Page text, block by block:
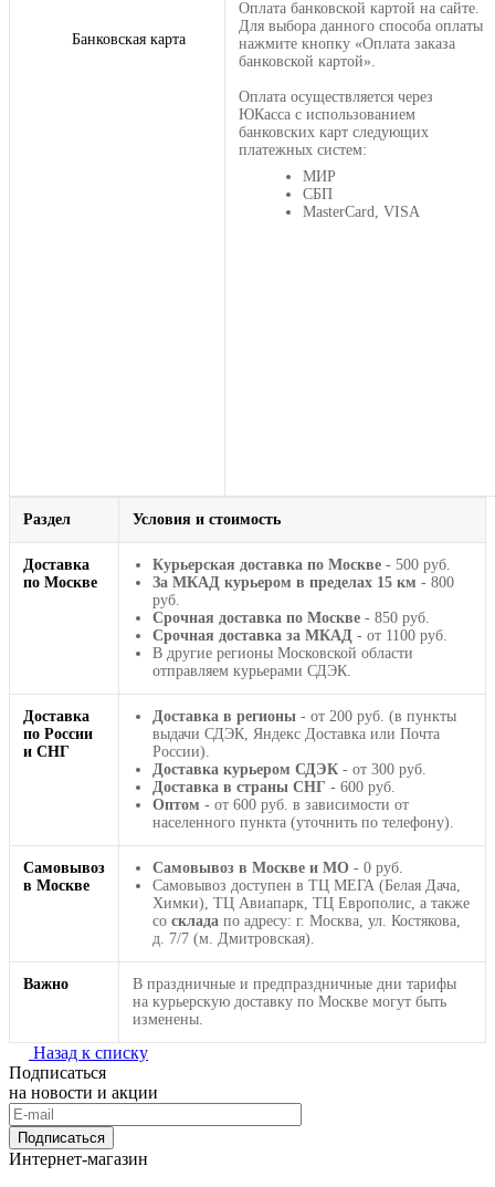
Банковская карта
Оплата банковской картой на сайте.
Для выбора данного способа оплаты
нажмите кнопку «Оплата заказа
банковской картой».
Оплата осуществляется через
ЮКасса с использованием
банковских карт следующих
платежных систем:
МИР
СБП
MasterCard, VISA
Раздел Условия и стоимость
Доставка
по Москве
Курьерская доставка по Москве - 500 руб.
За МКАД курьером в пределах 15 км - 800
руб.
Срочная доставка по Москве - 850 руб.
Срочная доставка за МКАД - от 1100 руб.
В другие регионы Московской области
отправляем курьерами СДЭК.
Доставка
по России
и СНГ
Доставка в регионы - от 200 руб. (в пункты
выдачи СДЭК, Яндекс Доставка или Почта
России).
Доставка курьером СДЭК - от 300 руб.
Доставка в страны СНГ - 600 руб.
Оптом - от 600 руб. в зависимости от
населенного пункта (уточнить по телефону).
Самовывоз
в Москве
Самовывоз в Москве и МО - 0 руб.
Самовывоз доступен в ТЦ МЕГА (Белая Дача,
Химки), ТЦ Авиапарк, ТЦ Европолис, а также
со склада по адресу: г. Москва, ул. Костякова,
д. 7/7 (м. Дмитровская).
Важно
В праздничные и предпраздничные дни тарифы
на курьерскую доставку по Москве могут быть
изменены.
Назад к списку
Подписаться
на новости и акции
Подписаться
Интернет-магазин